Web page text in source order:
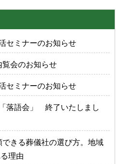
セミナーのお知らせ
会のお知らせ
セミナーのお知らせ
落語会」 終了いたしまし
できる葬儀社の選び方。地域
理由